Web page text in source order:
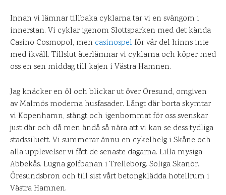
Innan vi lämnar tillbaka cyklarna tar vi en svängom i
innerstan. Vi cyklar igenom Slottsparken med det kända
Casino Cosmopol, men casinospel för vår del hinns inte
med ikväll. Tillslut återlämnar vi cyklarna och köper med
oss en sen middag till kajen i Västra Hamnen.
Jag knäcker en öl och blickar ut över Öresund, omgiven
av Malmös moderna husfasader. Långt där borta skymtar
vi Köpenhamn, stängt och igenbommat för oss svenskar
just där och då men ändå så nära att vi kan se dess tydliga
stadssiluett. Vi summerar ännu en cykelhelg i Skåne och
alla upplevelser vi fått de senaste dagarna. Lilla mysiga
Abbekås. Lugna golfbanan i Trelleborg. Soliga Skanör.
Öresundsbron och till sist vårt betongklädda hotellrum i
Västra Hamnen.